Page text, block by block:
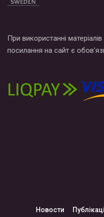
При використанні
посилання на сайт є
Новости